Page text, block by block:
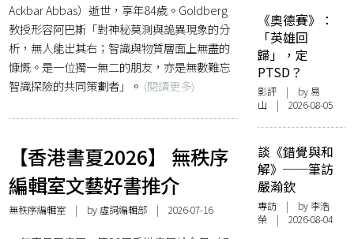
Ackbar Abbas）逝世，享年84歲。Goldberg
教授形容阿巴斯「對神秘莫測與詭異現象的分
析，無人能出其右；智識與物質層面上無盡的
慷慨。是一位獨一無二的朋友，亦是無數難忘
智識探險的共同策劃者」。 (閱讀更多)
【香港書夏2026】 無秩序
編輯室文藝好書推介
無秩序編輯室 | by 虛詞編輯部 | 2026-07-16
《奧德賽》：
「英雄回
歸」，定
PTSD？
影評 | by 易
山 | 2026-08-05
談《錯覺與和
解》──筆訪
嚴瀚欽
專訪 | by 李浩
榮 | 2026-08-04